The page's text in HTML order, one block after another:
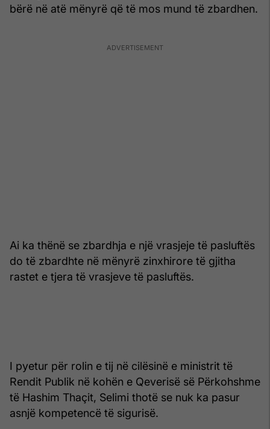
bërë në atë mënyrë që të mos mund të zbardhen.
Ai ka thënë se zbardhja e një vrasjeje të pasluftës
do të zbardhte në mënyrë zinxhirore të gjitha
rastet e tjera të vrasjeve të pasluftës.
I pyetur për rolin e tij në cilësinë e ministrit të
Rendit Publik në kohën e Qeverisë së Përkohshme
të Hashim Thaçit, Selimi thotë se nuk ka pasur
asnjë kompetencë të sigurisë.